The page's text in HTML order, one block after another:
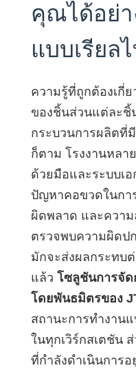
คุณได้อย่
แบบเรียล
ความรู้ที่ถูกต้องเกี่
ของชิ้นส่วนแต่ละชิ้
กระบวนการผลิตที่
ก็ตาม โรงงานหลา
ด้วยมือและระบบเ
ปัญหาคอขวดในกา
ผิดพลาด และความ
ตรวจพบความผิดป
มักจะส่งผลกระทบ
แล้ว โซลูชันการจั
โดยพันธมิตรของ
สถานะการทำงาน
ในทุกเวิร์กสเตชัน
ที่กำลังดำเนินการอ